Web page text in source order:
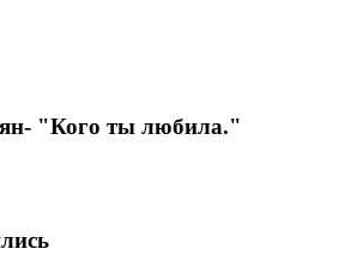
"Кого ты любила."